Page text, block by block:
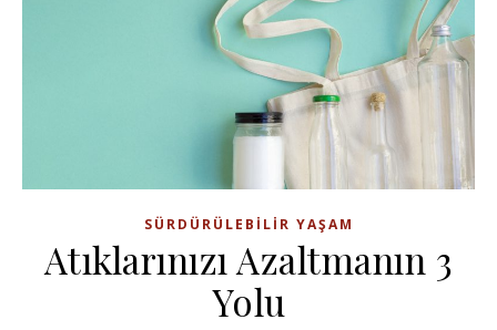
SÜRDÜRÜLEBILIR YAŞAM
Atıklarınızı Azaltmanın 3
Yolu